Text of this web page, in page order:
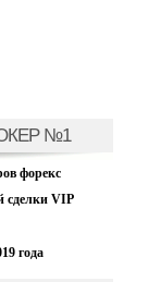
№1
форекс
сделки VIP
года